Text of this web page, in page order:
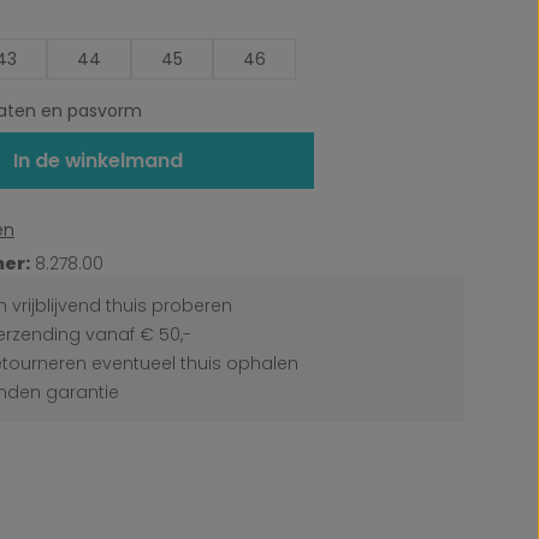
44 45 46
en pasvorm
In de winkelmand
8.278.00
vrijblijvend thuis proberen
vanaf € 50,-
eventueel thuis ophalen
garantie